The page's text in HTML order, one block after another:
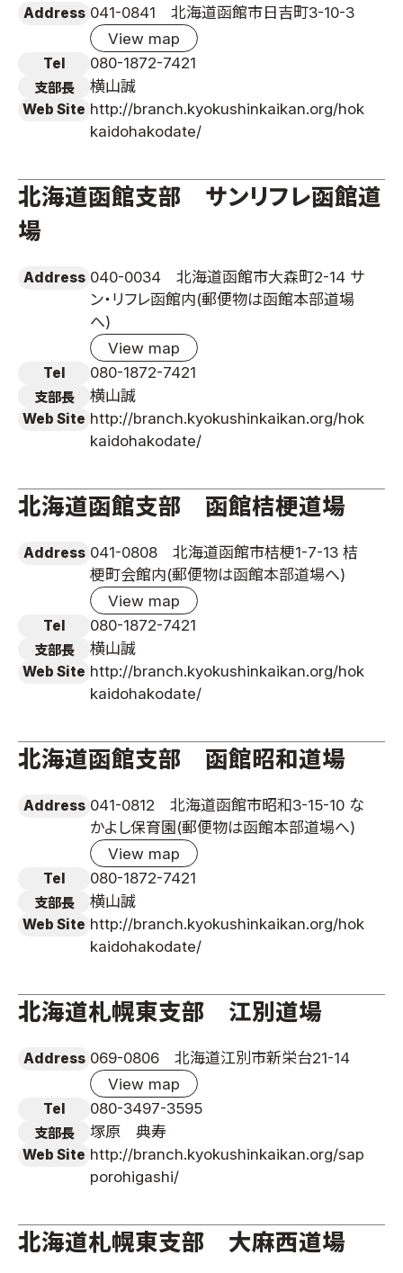
Site Map
Language
English
Address 041-0841 北海道函館市日吉町3-10-3
View map
Tel 080-1872-7421
支部長 横山誠
Web Site http://branch.kyokushinkaikan.org/hok
kaidohakodate/
北海道函館支部 サンリフレ函館道
場
Address 040-0034 北海道函館市大森町2-14 サ
ン・リフレ函館内(郵便物は函館本部道場
へ)
View map
Tel 080-1872-7421
支部長 横山誠
Web Site http://branch.kyokushinkaikan.org/hok
kaidohakodate/
北海道函館支部 函館桔梗道場
Address 041-0808 北海道函館市桔梗1-7-13 桔
梗町会館内(郵便物は函館本部道場へ)
View map
Tel 080-1872-7421
支部長 横山誠
Web Site http://branch.kyokushinkaikan.org/hok
kaidohakodate/
北海道函館支部 函館昭和道場
Address 041-0812 北海道函館市昭和3-15-10 な
かよし保育園(郵便物は函館本部道場へ)
View map
Tel 080-1872-7421
支部長 横山誠
Web Site http://branch.kyokushinkaikan.org/hok
kaidohakodate/
北海道札幌東支部 江別道場
Address 069-0806 北海道江別市新栄台21-14
View map
Tel 080-3497-3595
支部長 塚原 典寿
Web Site http://branch.kyokushinkaikan.org/sap
porohigashi/
北海道札幌東支部 大麻西道場